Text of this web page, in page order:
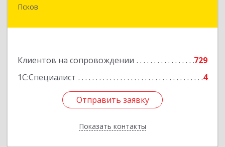
Псков
Клиентов на сопровождении
729
1С:Специалист
4
Отправить заявку
Показать контакты
180000, Псковская обл, Псков г, Советская ул,
Отправить заявку
Назад